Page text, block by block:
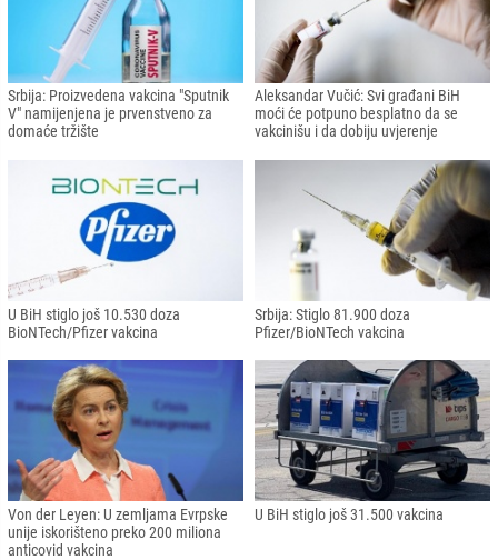
Srbija: Proizvedena vakcina "Sputnik
V" namijenjena je prvenstveno za
domaće tržište
Aleksandar Vučić: Svi građani BiH
moći će potpuno besplatno da se
vakcinišu i da dobiju uvjerenje
U BiH stiglo još 10.530 doza
BioNTech/Pfizer vakcina
Srbija: Stiglo 81.900 doza
Pfizer/BioNTech vakcina
Von der Leyen: U zemljama Evrpske
unije iskorišteno preko 200 miliona
anticovid vakcina
U BiH stiglo još 31.500 vakcina